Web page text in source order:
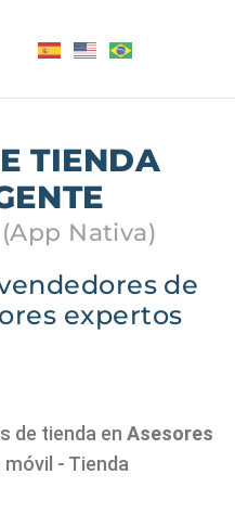
TIENDA
Nativa)
de
expertos
de tienda en Asesores
- Tienda